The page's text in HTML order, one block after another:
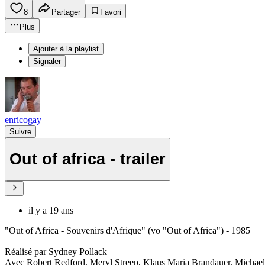
8 Partager
Favori
Plus
Ajouter à la playlist
Signaler
enricogay
Suivre
Out of africa - trailer
il y a 19 ans
"Out of Africa - Souvenirs d'Afrique" (vo "Out of Africa") - 1985
Réalisé par Sydney Pollack
Avec Robert Redford, Meryl Streep, Klaus Maria Brandauer,